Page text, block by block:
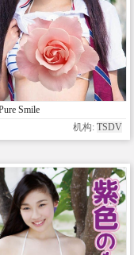
Smile
机构: TSDV